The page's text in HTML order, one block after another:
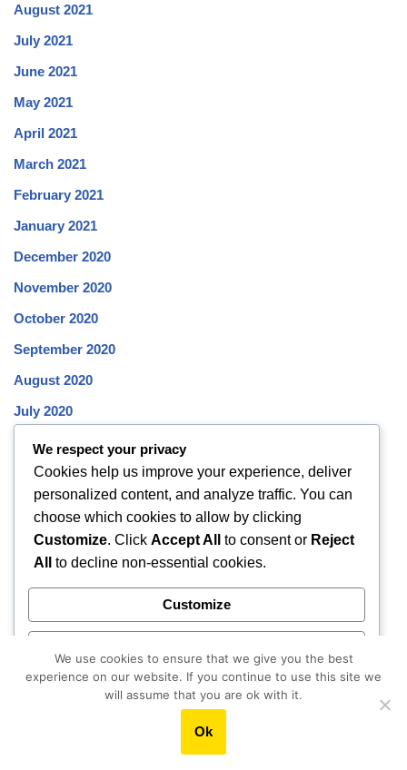
August 2021
July 2021
June 2021
May 2021
April 2021
March 2021
February 2021
January 2021
December 2020
November 2020
October 2020
September 2020
August 2020
July 2020
June 2020
May 2020
April 2020
March 2020
February 2020
December 2019
November 2019
October 2019
We respect your privacy
Cookies help us improve your experience, deliver
personalized content, and analyze traffic. You can
choose which cookies to allow by clicking
Customize. Click Accept All to consent or Reject
All
to decline non-essential cookies.
Customize
Accept All
We use cookies to ensure that we give you the best
experience on our website. If you continue to use this site we
will assume that you are ok with it.
Ok